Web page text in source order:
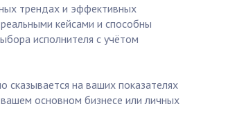
трендах и эффективных
кейсами и способны
исполнителя с учётом
сказывается на ваших показателях
основном бизнесе или личных